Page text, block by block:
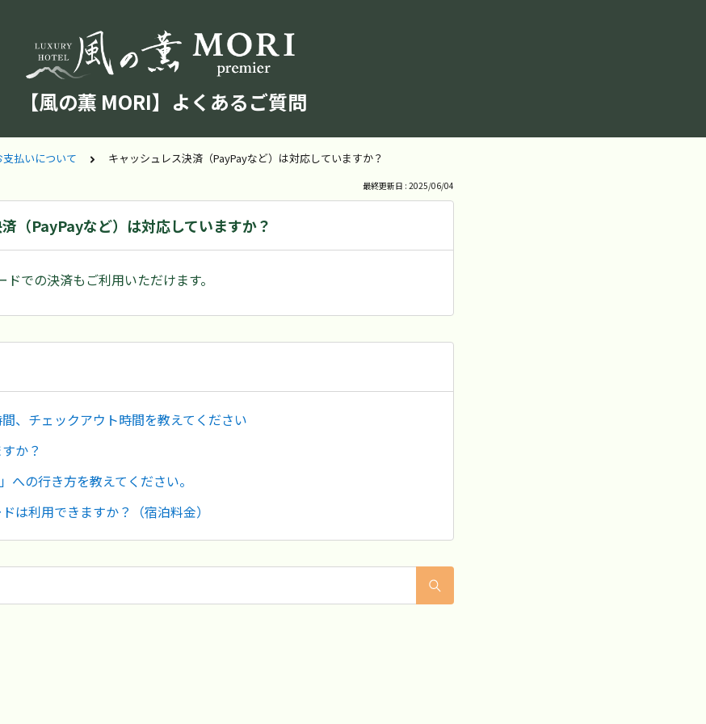
【風の薫 MORI】よくあるご質問
払いについて キャッシュレス決済（PayPayなど）は対応していますか？
最終更新日 : 2025/06/04
（PayPayなど）は対応していますか？
ドでの決済もご利用いただけます。
、チェックアウト時間を教えてください
か？
への行き方を教えてください。
は利用できますか？（宿泊料金）